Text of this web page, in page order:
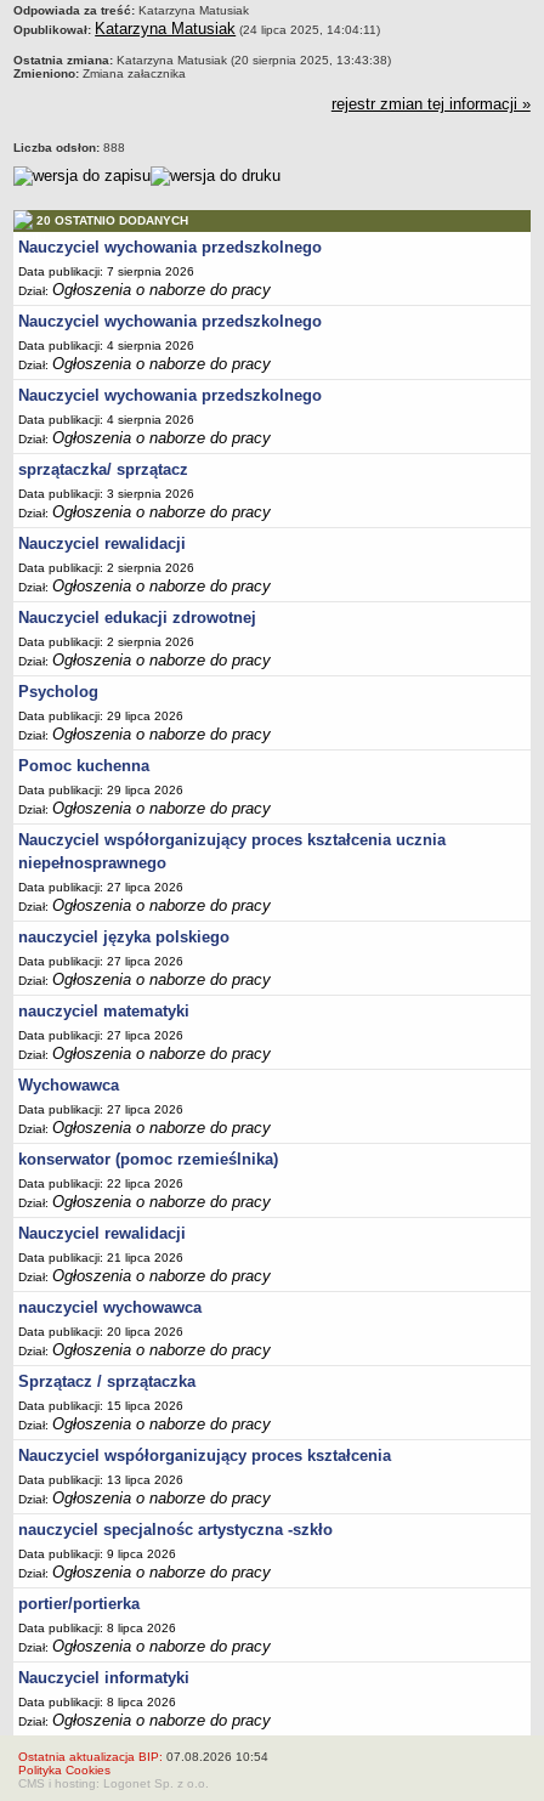
DEKLARACJA DOSTĘPNOŚCI
2021
metryczka
Odpowiada za treść: Katarzyna Matusiak
Opublikował: Katarzyna Matusiak (24 lipca 2025, 14:04:11)
Ostatnia zmiana: Katarzyna Matusiak (20 sierpnia 2025, 13:43:38)
Zmieniono: Zmiana załacznika
rejestr zmian tej informacji »
Liczba odsłon: 888
20 OSTATNIO DODANYCH
Nauczyciel wychowania przedszkolnego
Data publikacji: 7 sierpnia 2026
Dział:Ogłoszenia o naborze do pracy
Nauczyciel wychowania przedszkolnego
Data publikacji: 4 sierpnia 2026
Dział:Ogłoszenia o naborze do pracy
Nauczyciel wychowania przedszkolnego
Data publikacji: 4 sierpnia 2026
Dział:Ogłoszenia o naborze do pracy
sprzątaczka/ sprzątacz
Data publikacji: 3 sierpnia 2026
Dział:Ogłoszenia o naborze do pracy
Nauczyciel rewalidacji
Data publikacji: 2 sierpnia 2026
Dział:Ogłoszenia o naborze do pracy
Nauczyciel edukacji zdrowotnej
Data publikacji: 2 sierpnia 2026
Dział:Ogłoszenia o naborze do pracy
Psycholog
Data publikacji: 29 lipca 2026
Dział:Ogłoszenia o naborze do pracy
Pomoc kuchenna
Data publikacji: 29 lipca 2026
Dział:Ogłoszenia o naborze do pracy
Nauczyciel współorganizujący proces kształcenia ucznia
niepełnosprawnego
Data publikacji: 27 lipca 2026
Dział:Ogłoszenia o naborze do pracy
nauczyciel języka polskiego
Data publikacji: 27 lipca 2026
Dział:Ogłoszenia o naborze do pracy
nauczyciel matematyki
Data publikacji: 27 lipca 2026
Dział:Ogłoszenia o naborze do pracy
Wychowawca
Data publikacji: 27 lipca 2026
Dział:Ogłoszenia o naborze do pracy
konserwator (pomoc rzemieślnika)
Data publikacji: 22 lipca 2026
Dział:Ogłoszenia o naborze do pracy
Nauczyciel rewalidacji
Data publikacji: 21 lipca 2026
Dział:Ogłoszenia o naborze do pracy
nauczyciel wychowawca
Data publikacji: 20 lipca 2026
Dział:Ogłoszenia o naborze do pracy
Sprzątacz / sprzątaczka
Data publikacji: 15 lipca 2026
Dział:Ogłoszenia o naborze do pracy
Nauczyciel współorganizujący proces kształcenia
Data publikacji: 13 lipca 2026
Dział:Ogłoszenia o naborze do pracy
nauczyciel specjalnośc artystyczna -szkło
Data publikacji: 9 lipca 2026
Dział:Ogłoszenia o naborze do pracy
portier/portierka
Data publikacji: 8 lipca 2026
Dział:Ogłoszenia o naborze do pracy
Nauczyciel informatyki
Data publikacji: 8 lipca 2026
Dział:Ogłoszenia o naborze do pracy
Ostatnia aktualizacja BIP: 07.08.2026 10:54
Polityka Cookies
CMS i hosting: Logonet Sp. z o.o.